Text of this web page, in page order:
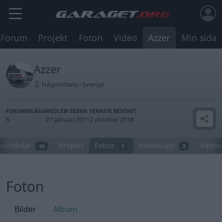
Forum Projekt Foton Video Azzer Min sida
Azzer
Någonstans i Sverige
FORUMINLÄGG
5
MEDLEM SEDAN
27 januari 2011
SENASTE BESÖKET
2 oktober 2018
16 Projekt Foton 1 Videoklipp 3
Foton
Bilder Album